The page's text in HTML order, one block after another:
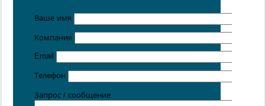
расположенных в
Москве,Казани,Хабаровске,Ростове-на
Дону,Екатеринбурге,Симферополе
Цена от 5 руб. / кг
Ваше имя
Компания
Email
Телефон
Запрос / сообщение